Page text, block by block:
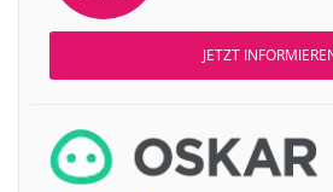
JETZT